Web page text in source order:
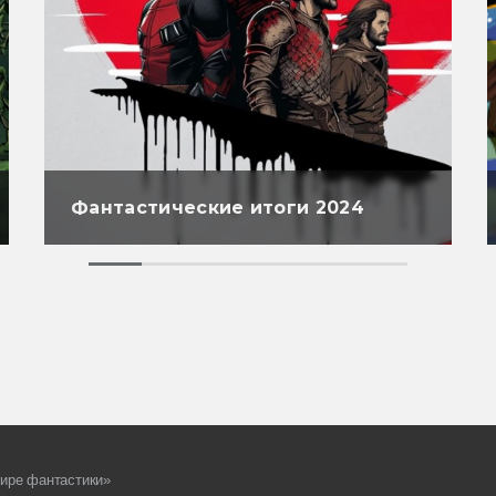
Фантастические итоги 2024
фантастики»